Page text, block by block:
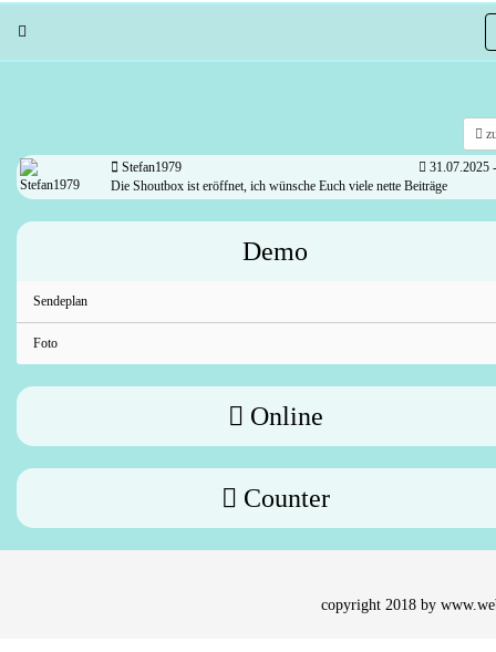
Stefan1979
31.07.2025
Die Shoutbox ist eröffnet, ich wünsche Euch viele nette Beiträge
Demo
Sendeplan
Foto
Online
Counter
copyright 2018 by